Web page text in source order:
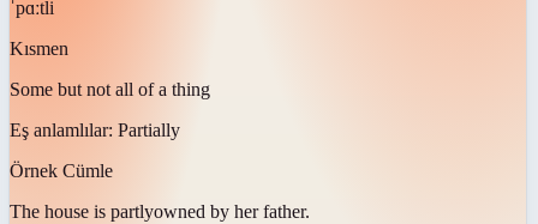
ˈpɑːtli
Kısmen
Some but not all of a thing
Eş anlamlılar: Partially
Örnek Cümle
The house is partlyowned by her father.